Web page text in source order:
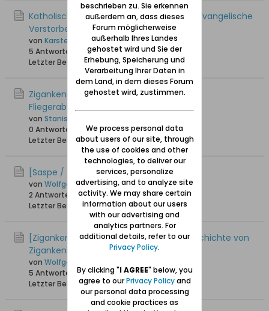
Katholisches Kirchenbuch St. Albrecht - evangelische
Verstorbene um 1800
von Karsten_A
5 Antworten
7.573 Hits0 Likes
Letzter Beitrag
10.03.2024, 13:18
Zigankenberg ( Suchanino) Positionen
Fliegerabwehrkanone
von Stanislaw Brentau Danzig
0 Antworten
3.102 Hits0 Likes
Letzter Beitrag05.03.2024, 09:22
[Saspe / Zaspa] Der Sasper See
von Wolfgang
2 Antworten
25.113 Hits0 Likes
Letzter Beitrag07.02.2023, 12:35
[Zigankenberg / Suchanino] Aus der Geschichte von
Zigankenberg
von Wolfgang
5 Antworten
29.348 Hits 0 Likes
Letzter Beitrag05.01.2022, 14:18
beschrieben zu. Sie erkennen
außerdem an, dass dieses
Forum möglicherweise
außerhalb Ihres Landes
gehostet wird und Sie der
Erhebung, Speicherung und
Verarbeitung Ihrer Daten in
dem Land, in dem dieses Forum
gehostet wird, zustimmen.
We process personal data
about users of our site, through
the use of cookies and other
technologies, to deliver our
services, personalize
advertising, and to analyze site
activity. We may share certain
information about our users
with our advertising and
analytics partners. For
additional details, refer to our
Privacy Policy.
By clicking "I AGREE" below, you
agree to ourPrivacy Policyand
our personal data processing
and cookie practices as